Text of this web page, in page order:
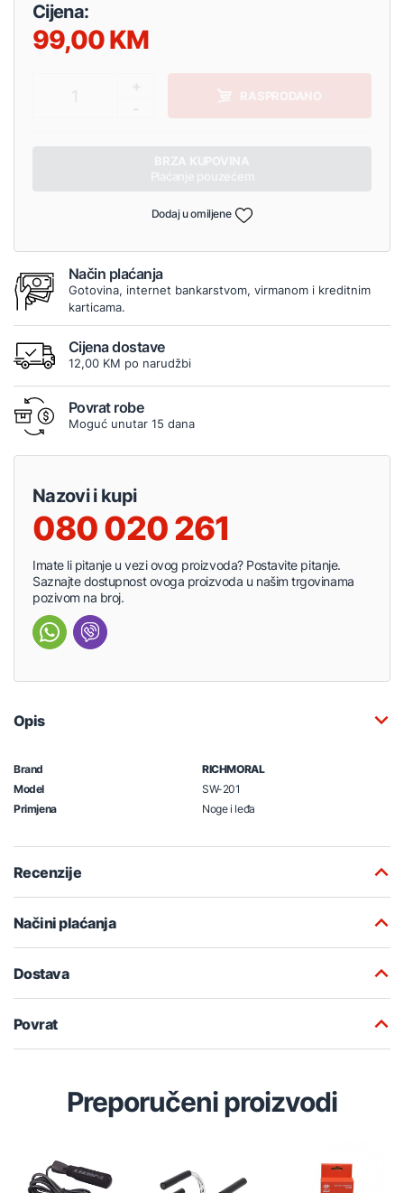
Cijena:
99,00
RASPRODANO
Dodaj u omiljene
Način plaćanja
Gotovina, internet bankarstvom, virmanom i kreditnim
karticama.
Cijena dostave
12,00 KM po narudžbi
Povrat robe
Moguć unutar 15 dana
Nazovi i kupi
080 020 261
Imate li pitanje u vezi ovog proizvoda? Postavite pitanje.
Saznajte dostupnost ovoga proizvoda u našim trgovinama
pozivom na broj.
Opis
Brand
RICHMORAL
Model
SW-201
Primjena
Noge i leđa
Recenzije
Načini plaćanja
Dostava
Povrat
Preporučeni proizvodi